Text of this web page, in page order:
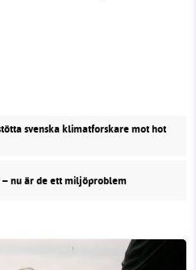
svenska klimatforskare mot hot
nu är de ett miljöproblem